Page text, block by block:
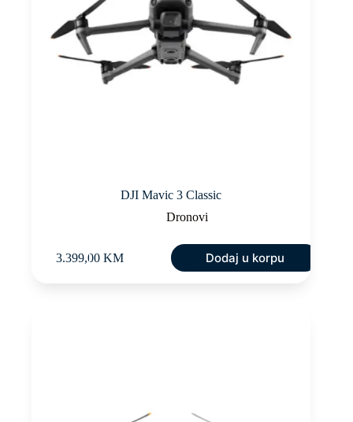
DJI Mavic 3 Classic
Dronovi
3.399,00 KM Dodaj u korpu